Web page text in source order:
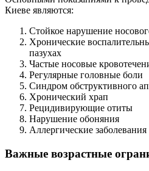
Киеве являются:
Стойкое нарушение
Хронические
пазухах
Частые носовые
Регулярные головные боли
Синдром обструктивного
Хронический храп
Рецидивирующие отиты
Нарушение обоняния
Аллергические заболевания
Важные возрастные